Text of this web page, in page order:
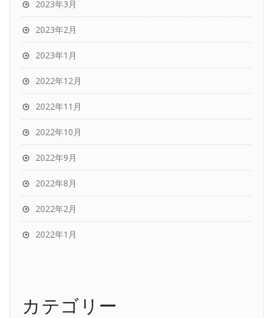
2023年3月
2023年2月
2023年1月
2022年12月
2022年11月
2022年10月
2022年9月
2022年8月
2022年2月
2022年1月
カテゴリー